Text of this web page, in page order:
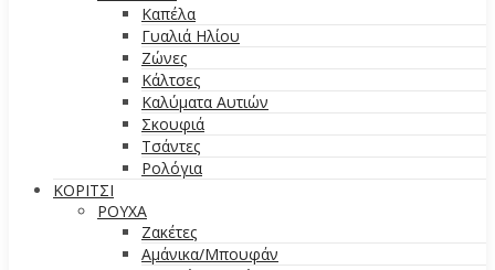
Καπέλα
Γυαλιά Ηλίου
Ζώνες
Κάλτσες
Καλύματα Αυτιών
Σκουφιά
Τσάντες
Ρολόγια
ΚΟΡΙΤΣΙ
ΡΟΥΧΑ
Ζακέτες
Αμάνικα/Μπουφάν